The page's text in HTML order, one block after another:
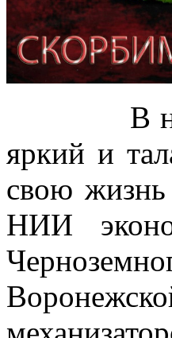
В нашей
яркий и
свою
НИИ